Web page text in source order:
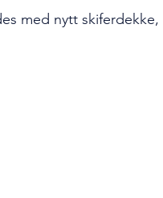
med nytt skiferdekke,